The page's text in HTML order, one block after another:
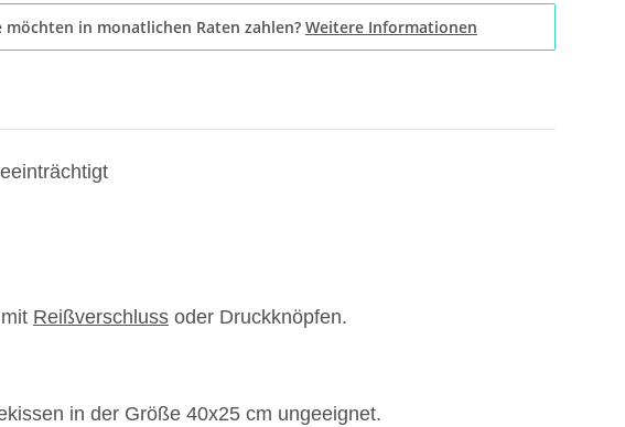
möchten in monatlichen Raten zahlen? Weitere Informationen
Reißverschluss oder Druckknöpfen.
in der Größe 40x25 cm ungeeignet.